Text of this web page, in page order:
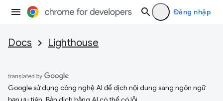
Đăng nhập
Docs Lighthouse
Google sử dụng công nghệ AI để dịch nội dung sang ngôn ngữ